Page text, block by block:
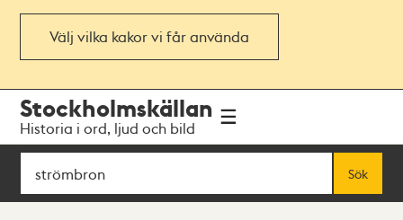
Välj vilka kakor vi får använda
navigationen
huvudinnehållet
Stockholmskällan
Historia i ord, ljud och bild
Sök
Sök